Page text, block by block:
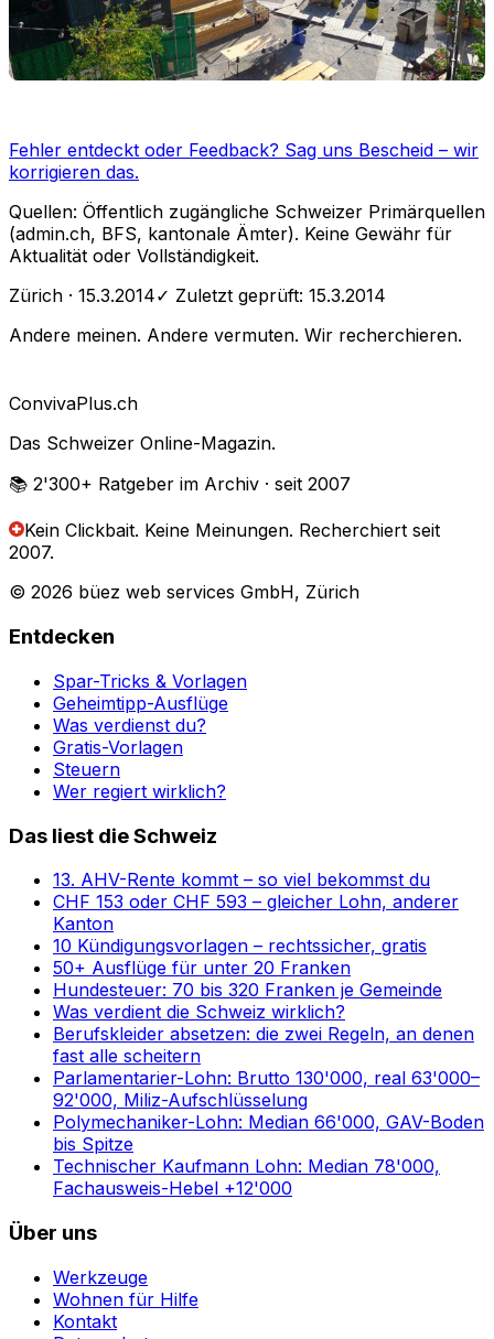
Fehler entdeckt oder Feedback? Sag uns Bescheid – wir
korrigieren das.
Quellen: Öffentlich zugängliche Schweizer Primärquellen
(admin.ch, BFS, kantonale Ämter). Keine Gewähr für
Aktualität oder Vollständigkeit.
Zürich · 15.3.2014✓ Zuletzt geprüft: 15.3.2014
Andere meinen. Andere vermuten. Wir recherchieren.
ConvivaPlus.ch
Das Schweizer Online-Magazin.
📚 2'300+ Ratgeber im Archiv · seit 2007
Kein Clickbait. Keine Meinungen. Recherchiert seit
2007.
© 2026 büez web services GmbH, Zürich
Entdecken
Spar-Tricks & Vorlagen
Geheimtipp-Ausflüge
Was verdienst du?
Gratis-Vorlagen
Steuern
Wer regiert wirklich?
Das liest die Schweiz
13. AHV-Rente kommt – so viel bekommst du
CHF 153 oder CHF 593 – gleicher Lohn, anderer
Kanton
10 Kündigungsvorlagen – rechtssicher, gratis
50+ Ausflüge für unter 20 Franken
Hundesteuer: 70 bis 320 Franken je Gemeinde
Was verdient die Schweiz wirklich?
Berufskleider absetzen: die zwei Regeln, an denen
fast alle scheitern
Parlamentarier-Lohn: Brutto 130'000, real 63'000–
92'000, Miliz-Aufschlüsselung
Polymechaniker-Lohn: Median 66'000, GAV-Boden
bis Spitze
Technischer Kaufmann Lohn: Median 78'000,
Fachausweis-Hebel +12'000
Über uns
Werkzeuge
Wohnen für Hilfe
Kontakt